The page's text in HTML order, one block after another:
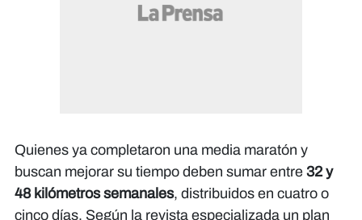
Quienes ya completaron una media maratón y
buscan mejorar su tiempo deben sumar entre 32 y
48 kilómetros semanales, distribuidos en cuatro o
cinco días. Según la revista especializada un plan